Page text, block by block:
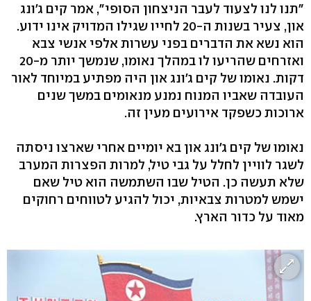
"תנו לנו לצעוד לעבר הניצחון הסופי", אמר קים ג'ונג
און, צעיר בשנות ה-20 לחייו שגילו המדויק אינו ידוע.
הוא נשא את הדברים בפני עשרות אלפי אנשי צבא
ואזרחים שהריעו לו במהלך נאומו, שנמשך יותר מ-20
דקות. נאומו של קים ג'ונג און היה מפתיע במיוחד לאור
העובדה שאביו המנוח נמנע מנאומים במשך שנים
ארוכות כשפקד אירועים מעין זה.
נאומו של קים ג'ונג און בא יומיים אחרי שארצו ניסתה
לשגר לוויין לחלל על גבי טיל, למרות הפצרות המערב
שלא תעשה כן. הטיל שבו השתמשה הוא טיל שאם
ישמש למטרות צבאיות, יכול להגיע לטווחים רחוקים
מאוד על כדור הארץ.